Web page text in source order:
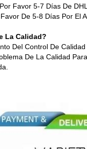
Favor 5-7 Días De
De 5-8 Días Por El
La Calidad?
Del Control De
De La Calidad